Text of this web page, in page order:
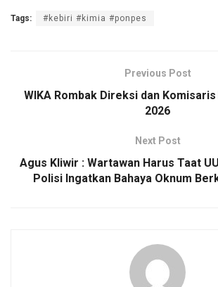
ce
o
tt ail at
A
p
n
k
Tags: #kebiri #kimia #ponpes
Previous Post
WIKA Rombak Direksi dan
2026
Next Post
Agus Kliwir : Wartawan Harus Taat
Polisi Ingatkan Bahaya Oknum